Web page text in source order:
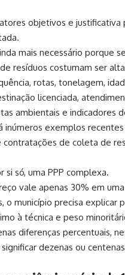
objetivos e justificativa
mais necessário porque
resíduos costumam ser
rotas, tonelagem,
licenciada,
ambientais e indicadores
inúmeros exemplos
contratações de coleta de
si só, uma PPP complexa.
vale apenas 30% em
o município precisa explicar
à técnica e peso
diferenças percentuais,
dezenas ou